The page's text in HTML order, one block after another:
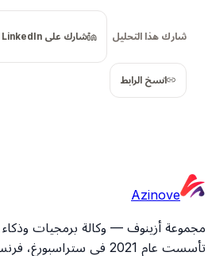
شارك هذا التحليل شارك على LinkedIn
انسخ الرابط
Azinove
مجموعة أزينوف — وكالة برمجيات
تأسست عام 2021 في